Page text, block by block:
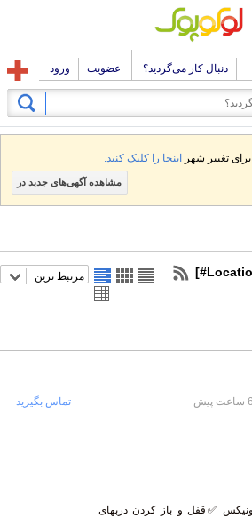
دنبال کار می‌گردید؟ عضویت ورود
تغییر شهر اینجا را کلیک کنید.
مشاهده آگهی‌های جدید در
مرتبط ترین
✅قفل و باز کردن دربهای
کشور ✅خاموش کردن خودرو
6 ساعت پیش تماس بگیرید